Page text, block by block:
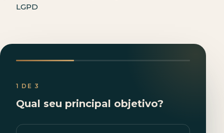
LGPD
1 DE 3
Qual seu principal objetivo?